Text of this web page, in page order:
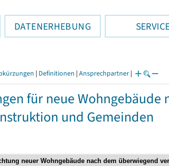
DATENERHEBUNG
| Definitionen | Ansprechpartner |
für neue
und Gemeinden